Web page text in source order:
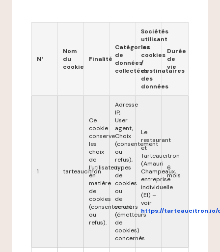
N°
Nom
du
cookie
Finalité
Catégories
de
données
collectées
Sociétés
utilisant
les
cookies
/
destinataires
des
données
Durée
de
vie
1 tarteaucitron
Ce
cookie
conserve
les
choix
de
l'utilisateur
en
matière
de
cookies
(consentement
ou
refus).
Adresse
IP,
User
agent,
Choix
(consentement
ou
refus),
types
de
cookies
ou
de
vendors
(émetteurs
de
cookies)
concernés
Le
restaurant
et
Tarteaucitron
(Amauri
Champeaux,
entreprise
individuelle
(EI) –
voir
https://tarteaucitron.io/
6
mois